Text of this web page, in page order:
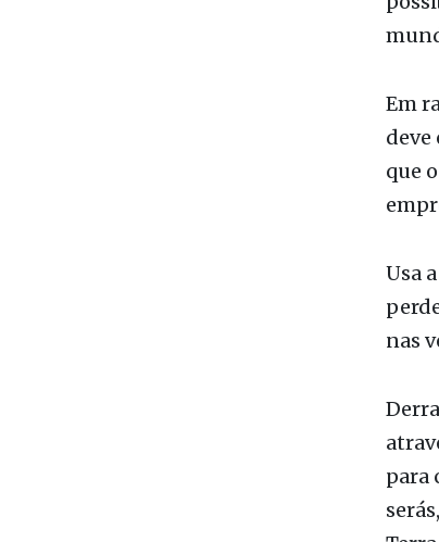
Em
deve
que
Usa
nas
para